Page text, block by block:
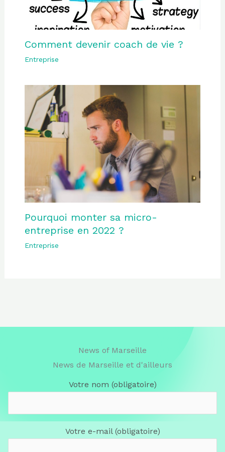
Comment devenir coach de vie ?
Entreprise
Pourquoi monter sa micro-
entreprise en 2022 ?
Entreprise
News of Marseille
News de Marseille et d'ailleurs
Votre nom (obligatoire)
Votre e-mail (obligatoire)